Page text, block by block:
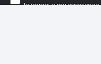
to improve my experience.